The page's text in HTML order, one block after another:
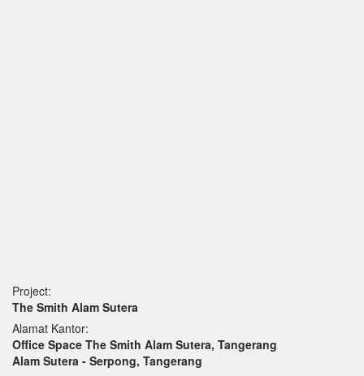
Project:
The Smith Alam Sutera
Alamat Kantor:
Office Space The Smith Alam Sutera, Tangerang
Alam Sutera - Serpong, Tangerang